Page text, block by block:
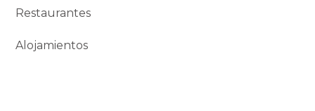
Restaurantes
Alojamientos